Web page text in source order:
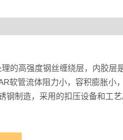
的高强度钢丝缠绕层，内胶层
软管流体阻力小，容积膨胀小
制造，采用的扣压设备和工艺